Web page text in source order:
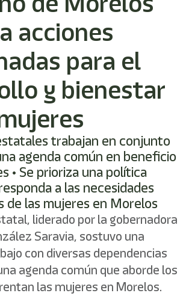
acciones
para el
y bienestar
trabajan en conjunto
agenda común en beneficio
• Se prioriza una política
a las necesidades
de las mujeres en Morelos
liderado por la gobernadora
Saravia, sostuvo una
con diversas dependencias
agenda común que aborde los
las mujeres en Morelos.